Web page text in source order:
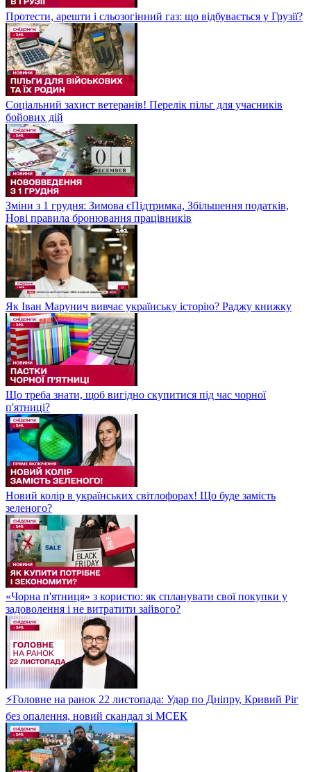
Протести, арешти і сльозогінний газ: що відбувається у Грузії?
Соціальний захист ветеранів! Перелік пільг для учасників
бойових дій
Зміни з 1 грудня: Зимова єПідтримка, Збільшення податків,
Нові правила бронювання працівників
Як Іван Марунич вивчає українську історію? Раджу книжку
Що треба знати, щоб вигідно скупитися під час чорної
п'ятниці?
Новий колір в українських світлофорах! Що буде замість
зеленого?
«Чорна п'ятниця» з користю: як спланувати свої покупки у
задоволення і не витратити зайвого?
⚡Головне на ранок 22 листопада: Удар по Дніпру, Кривий Ріг
без опалення, новий скандал зі МСЕК